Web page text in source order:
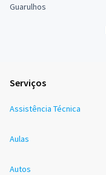
Guarulhos
Serviços
Assistência Técnica
Aulas
Autos